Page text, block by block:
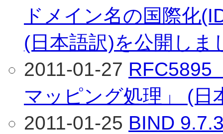
ドメイン名の国際化
(日本語訳)を公開しま
2011-01-27 RFC5895
マッピング処理」 (日
2011-01-25 BIND